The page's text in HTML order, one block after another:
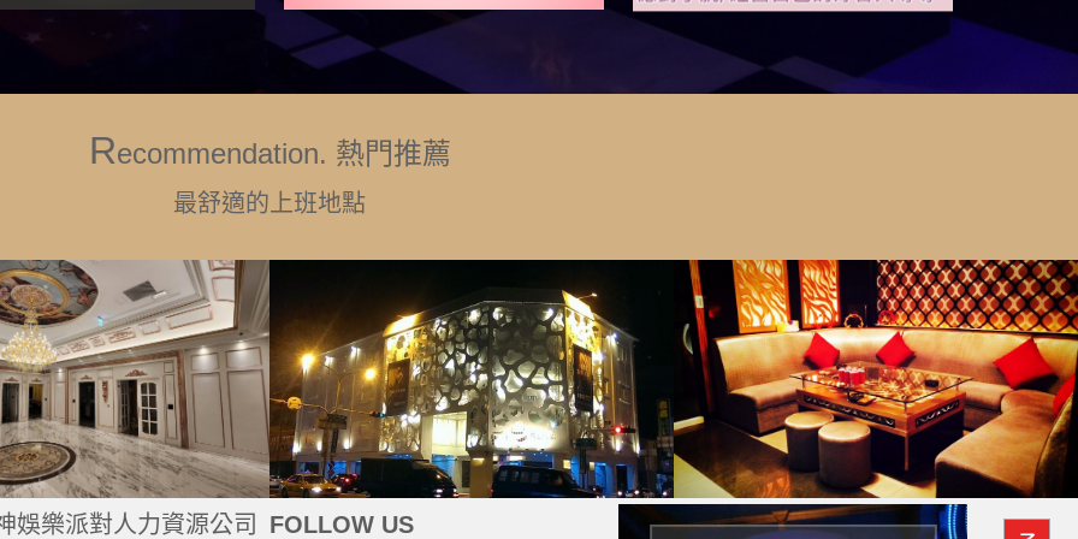
Recommendation. 熱門推薦
最舒適的上班地點
娛樂派對人力資源公司 FOLLOW US